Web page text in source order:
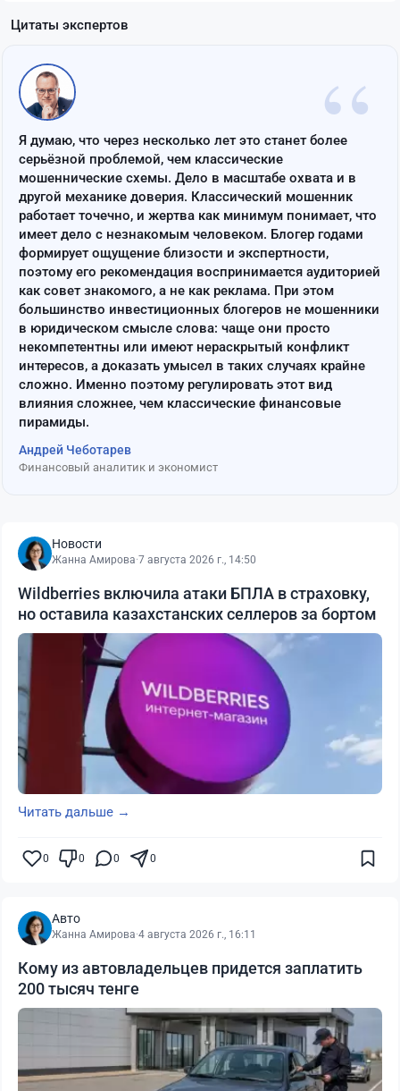
Цитаты экспертов
“
Я думаю, что через несколько лет это станет более
серьёзной проблемой, чем классические
мошеннические схемы. Дело в масштабе охвата и в
другой механике доверия. Классический мошенник
работает точечно, и жертва как минимум понимает, что
имеет дело с незнакомым человеком. Блогер годами
формирует ощущение близости и экспертности,
поэтому его рекомендация воспринимается аудиторией
как совет знакомого, а не как реклама. При этом
большинство инвестиционных блогеров не мошенники
в юридическом смысле слова: чаще они просто
некомпетентны или имеют нераскрытый конфликт
интересов, а доказать умысел в таких случаях крайне
сложно. Именно поэтому регулировать этот вид
влияния сложнее, чем классические финансовые
пирамиды.
Андрей Чеботарев
Финансовый аналитик и экономист
Новости
Жанна Амирова·7 августа 2026 г., 14:50
Wildberries включила атаки БПЛА в страховку,
но оставила казахстанских селлеров за бортом
Читать дальше →
0 0 0 0
Авто
Жанна Амирова·4 августа 2026 г., 16:11
Кому из автовладельцев придется заплатить
200 тысяч тенге